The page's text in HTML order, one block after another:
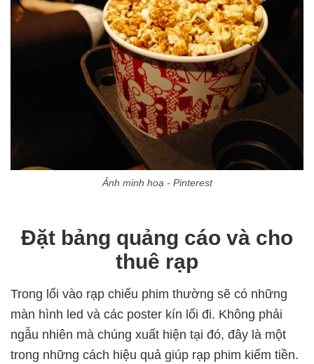
Ảnh minh hoạ - Pinterest
Đặt bảng quảng cáo và cho
thuê rạp
Trong lối vào rạp chiếu phim thường sẽ có những
màn hình led và các poster kín lối đi. Không phải
ngẫu nhiên mà chúng xuất hiện tại đó, đây là một
trong những cách hiệu quả giúp rạp phim kiếm tiền.